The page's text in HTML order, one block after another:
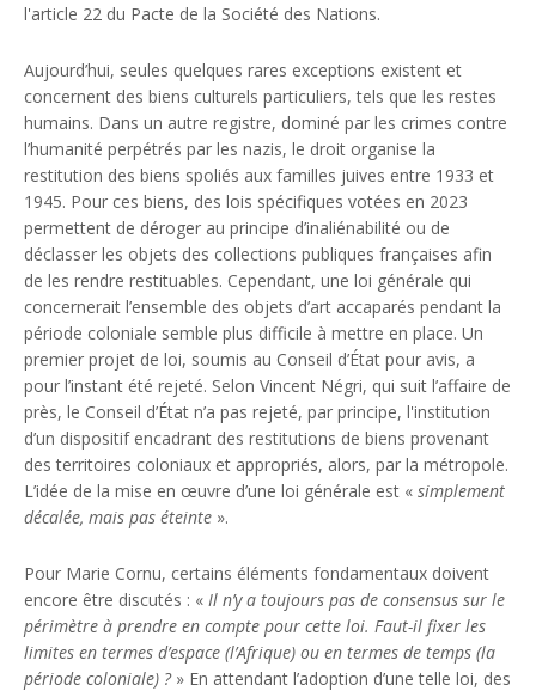
l'article 22 du Pacte de la Société des Nations.
Aujourd’hui, seules quelques rares exceptions existent et
concernent des biens culturels particuliers, tels que les restes
humains. Dans un autre registre, dominé par les crimes contre
l’humanité perpétrés par les nazis, le droit organise la
restitution des biens spoliés aux familles juives entre 1933 et
1945. Pour ces biens, des lois spécifiques votées en 2023
permettent de déroger au principe d’inaliénabilité ou de
déclasser les objets des collections publiques françaises afin
de les rendre restituables. Cependant, une loi générale qui
concernerait l’ensemble des objets d’art accaparés pendant la
période coloniale semble plus difficile à mettre en place. Un
premier projet de loi, soumis au Conseil d’État pour avis, a
pour l’instant été rejeté. Selon Vincent Négri, qui suit l’affaire de
près, le Conseil d’État n’a pas rejeté, par principe, l'institution
d’un dispositif encadrant des restitutions de biens provenant
des territoires coloniaux et appropriés, alors, par la métropole.
L’idée de la mise en œuvre d’une loi générale est « simplement
décalée, mais pas éteinte ».
Pour Marie Cornu, certains éléments fondamentaux doivent
encore être discutés : « Il n’y a toujours pas de consensus sur le
périmètre à prendre en compte pour cette loi. Faut-il fixer les
limites en termes d’espace (l’Afrique) ou en termes de temps (la
période coloniale) ?» En attendant l’adoption d’une telle loi, des